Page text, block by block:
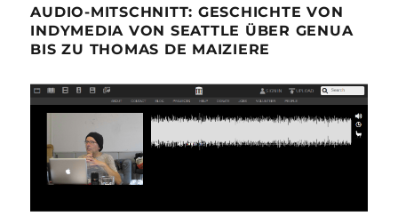
AUDIO-MITSCHNITT: GESCHICHTE VON
INDYMEDIA VON SEATTLE ÜBER GENUA
BIS ZU THOMAS DE MAIZIERE